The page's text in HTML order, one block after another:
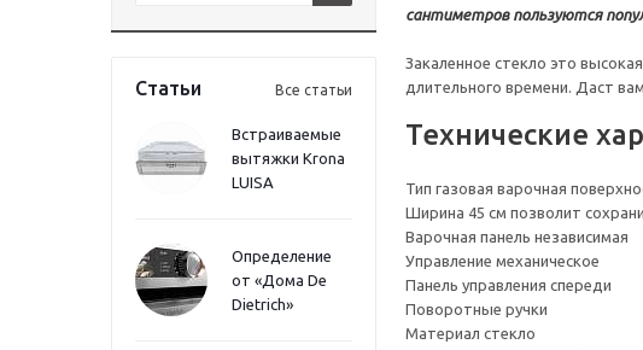
Статьи Все статьи
Встраиваемые
вытяжки Krona
LUISA
Определение
от «Дома De
Dietrich»
сантиметров пользуются
Закаленное стекло это
длительного времени. Даст
Технические
Тип газовая варочная
Ширина 45 см позволит
Варочная панель независимая
Управление механическое
Панель управления спереди
Поворотные ручки
Материал стекло